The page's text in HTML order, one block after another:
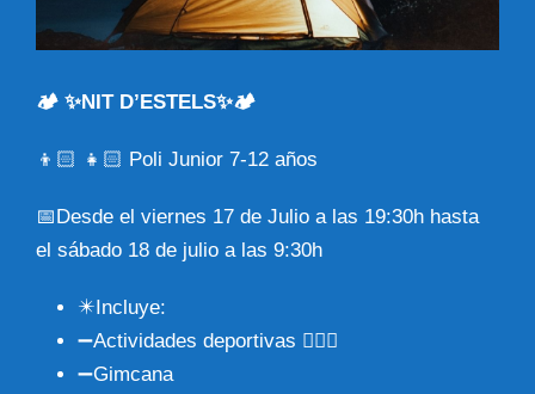
🏕️ ✨NIT D’ESTELS✨🏕️
👦🏻 👧🏻 Poli Junior 7-12 años
📅Desde el viernes 17 de Julio a las 19:30h hasta
el sábado 18 de julio a las 9:30h
✴️Incluye:
➖Actividades deportivas 🤸🏼‍♀️
➖Gimcana